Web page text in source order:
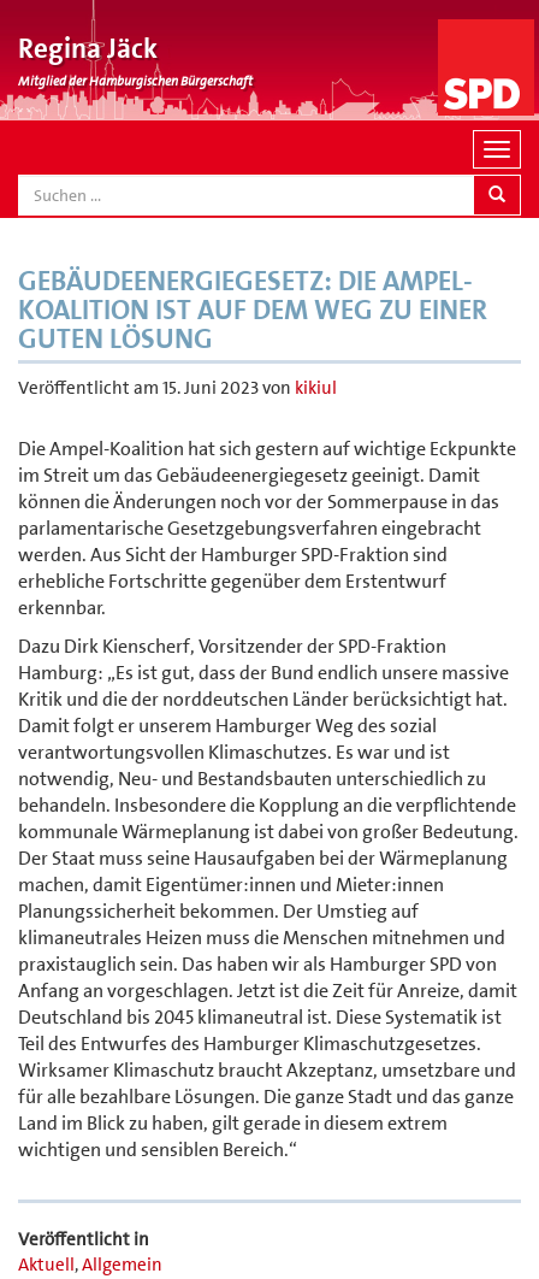
Regina Jäck
Mitglied der Hamburgischen Bürgerschaft
N
a
v
SEARCH
GEBÄUDEENERGIEGESETZ: DIE AMPEL-
KOALITION IST AUF DEM WEG ZU EINER
GUTEN LÖSUNG
Veröffentlicht am 15. Juni 2023von kikiul
Die Ampel-Koalition hat sich gestern auf wichtige Eckpunkte
im Streit um das Gebäudeenergiegesetz geeinigt. Damit
können die Änderungen noch vor der Sommerpause in das
parlamentarische Gesetzgebungsverfahren eingebracht
werden. Aus Sicht der Hamburger SPD-Fraktion sind
erhebliche Fortschritte gegenüber dem Erstentwurf
erkennbar.
Dazu Dirk Kienscherf, Vorsitzender der SPD-Fraktion
Hamburg: „Es ist gut, dass der Bund endlich unsere massive
Kritik und die der norddeutschen Länder berücksichtigt hat.
Damit folgt er unserem Hamburger Weg des sozial
verantwortungsvollen Klimaschutzes. Es war und ist
notwendig, Neu- und Bestandsbauten unterschiedlich zu
behandeln. Insbesondere die Kopplung an die verpflichtende
kommunale Wärmeplanung ist dabei von großer Bedeutung.
Der Staat muss seine Hausaufgaben bei der Wärmeplanung
machen, damit Eigentümer:innen und Mieter:innen
Planungssicherheit bekommen. Der Umstieg auf
klimaneutrales Heizen muss die Menschen mitnehmen und
praxistauglich sein. Das haben wir als Hamburger SPD von
Anfang an vorgeschlagen. Jetzt ist die Zeit für Anreize, damit
Deutschland bis 2045 klimaneutral ist. Diese Systematik ist
Teil des Entwurfes des Hamburger Klimaschutzgesetzes.
Wirksamer Klimaschutz braucht Akzeptanz, umsetzbare und
für alle bezahlbare Lösungen. Die ganze Stadt und das ganze
Land im Blick zu haben, gilt gerade in diesem extrem
wichtigen und sensiblen Bereich.“
Veröffentlicht in
Aktuell,Allgemein